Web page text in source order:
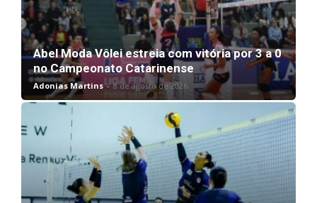
Abel Moda Vôlei estreia com vitória por 3 a 0
no Campeonato Catarinense
Adonias Martins - 8 de agosto de 2026